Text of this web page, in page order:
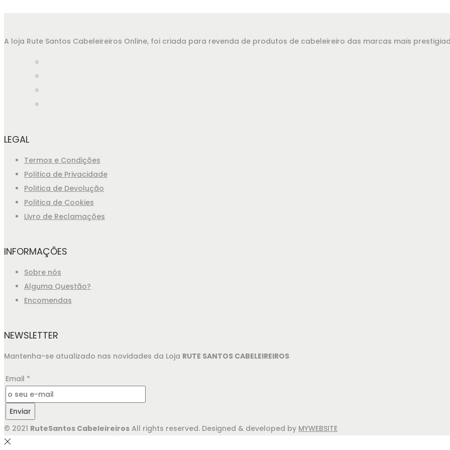
A loja Rute Santos Cabeleireiros Online, foi criada para revenda de produtos de cabeleireiro das marcas mais
LEGAL
Termos e Condições
Politica de Privacidade
Politica de Devolução
Politica de Cookies
Livro de Reclamações
INFORMAÇÕES
Sobre nós
Alguma Questão?
Encomendas
NEWSLETTER
Mantenha-se atualizado nas novidades da Loja RUTE SANTOS CABELEIREIROS
Email *
Enviar
© 2021 RuteSantos Cabeleireiros All rights reserved. Designed & developed by MYWEBSITE